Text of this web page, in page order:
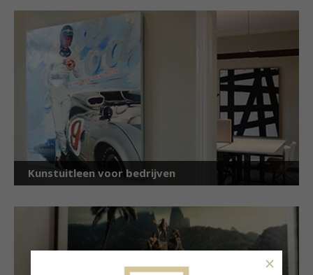
Kunstuitleen voor bedrijven
×